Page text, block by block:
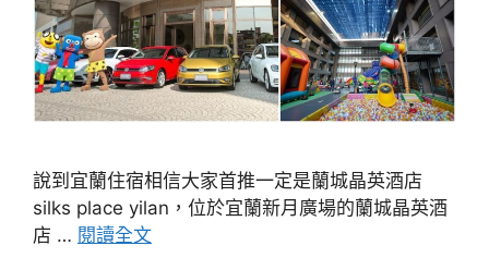
說到宜蘭住宿相信大家首推一定是蘭城晶英酒店
silks place yilan，位於宜蘭新月廣場的蘭城晶英酒
店 … 閱讀全文